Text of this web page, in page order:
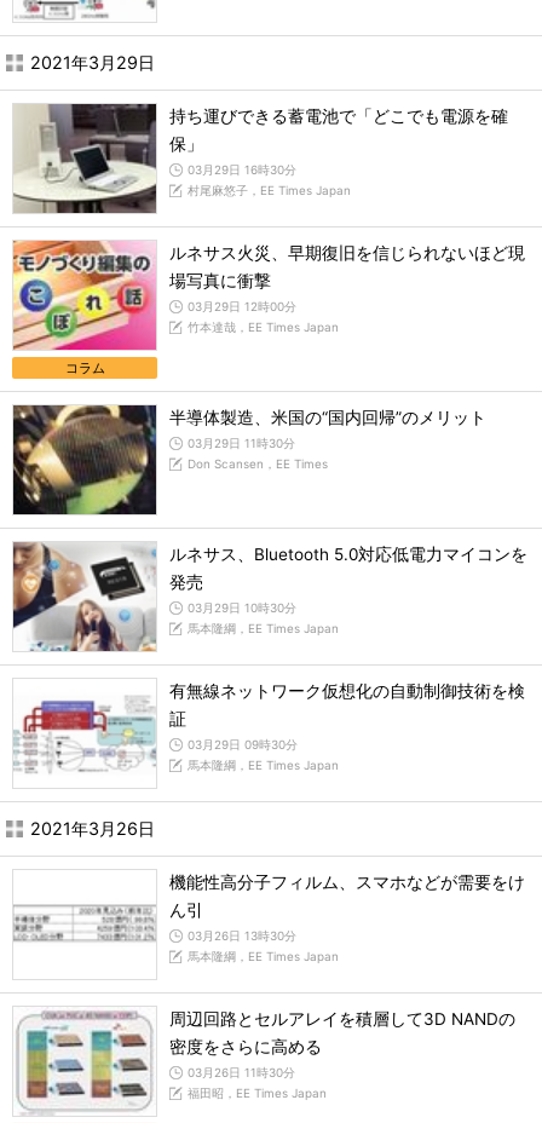
2021年3月29日
持ち運びできる蓄電池で「どこでも電源を確
保」
03月29日 16時30分
村尾麻悠子，EE Times Japan
コラム
ルネサス火災、早期復旧を信じられないほど現
場写真に衝撃
03月29日 12時00分
竹本達哉，EE Times Japan
半導体製造、米国の“国内回帰”のメリット
03月29日 11時30分
Don Scansen，EE Times
ルネサス、Bluetooth 5.0対応低電力マイコンを
発売
03月29日 10時30分
馬本隆綱，EE Times Japan
有無線ネットワーク仮想化の自動制御技術を検
証
03月29日 09時30分
馬本隆綱，EE Times Japan
2021年3月26日
機能性高分子フィルム、スマホなどが需要をけ
ん引
03月26日 13時30分
馬本隆綱，EE Times Japan
周辺回路とセルアレイを積層して3D NANDの
密度をさらに高める
03月26日 11時30分
福田昭，EE Times Japan